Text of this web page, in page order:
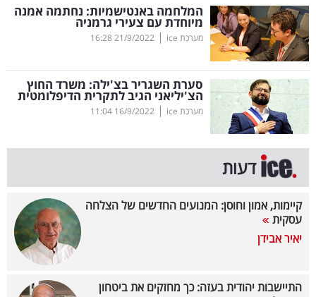
קריפטו
ויראלי
טלוויזיה
עסקי
ספורט
קריירה
ולימודים
מינויים
רכב
המלחמה באנטישמיות: נחתמה אמנה
מיוחדת עם צעירי גרמניה
מערכת ice |
21/9/2022
16:28
סערת השגריר בצ'ילה: משרד החוץ
הצ'יליאני הגיב לתקרית הדיפלומטית
מערכת ice |
16/9/2022
11:04
דעות
קיימות, אמון וחוסן: המנועים החדשים של הצלחה
עסקית
יאיר אבידן
התיישבות יהודית בעזה: כך מחזקים את ביטחון